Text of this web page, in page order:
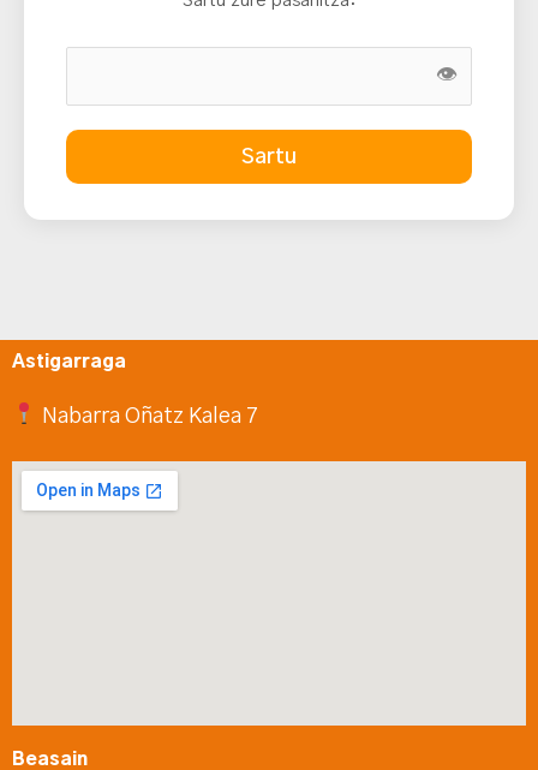
👁
Sartu
Astigarraga
Nabarra Oñatz Kalea 7
Beasain